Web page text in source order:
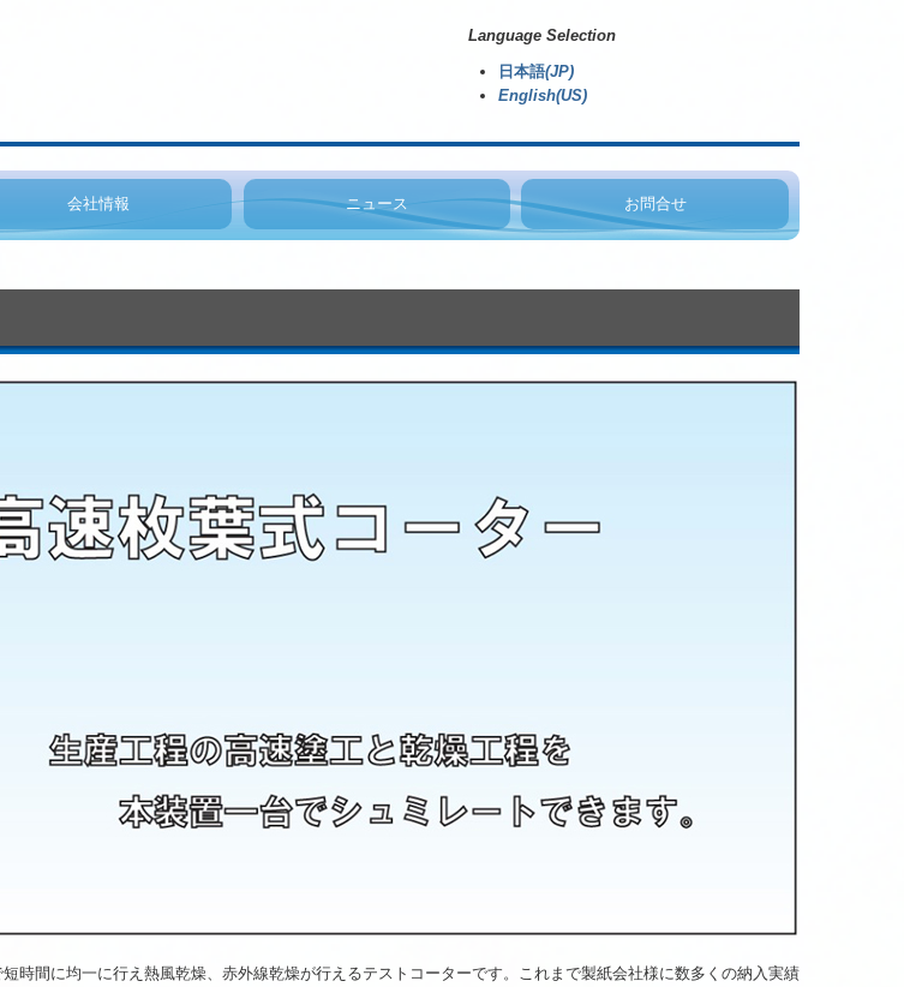
Language Selection
日本語(JP)
English(US)
会社情報 ニュース お問合せ
時間に均一に行え熱風乾燥、赤外線乾燥が行えるテストコーターです。これまで製紙会社様に数多くの納入実績